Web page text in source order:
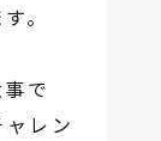
。
で
レン